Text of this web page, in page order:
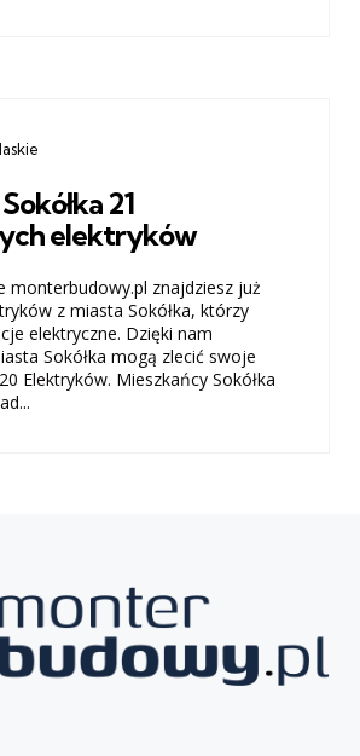
21
elektryków
monterbudowy.pl znajdziesz już
z miasta Sokółka, którzy
elektryczne. Dzięki nam
Sokółka mogą zlecić swoje
Elektryków. Mieszkańcy Sokółka